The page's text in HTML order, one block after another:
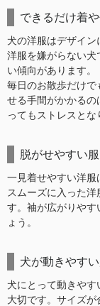
できるだけ着
犬の洋服はデザイン
洋服を嫌がらない犬
い傾向があります。
毎日のお散歩だけ
せる手間がかかるの
ってもストレスとな
脱がせやすい
一見着せやすい洋服
スムーズに入った
す。袖が広がりやす
ょう。
犬が動きやす
犬にとって動きや
大切です。サイズ